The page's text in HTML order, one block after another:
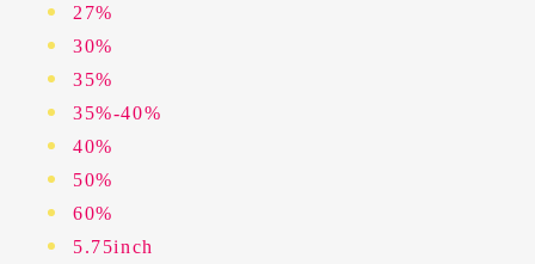
27%
30%
35%
35%-40%
40%
50%
60%
5.75inch